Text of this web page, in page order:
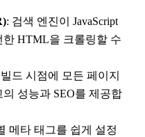
: 검색 엔진이 JavaScript
HTML을 크롤링할 수
드 시점에 모든 페이지
성능과 SEO를 제공합
메타 태그를 쉽게 설정